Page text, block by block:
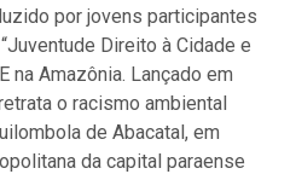
por jovens participantes
Direito à Cidade e
na Amazônia. Lançado em
o racismo ambiental
de Abacatal, em
da capital paraense